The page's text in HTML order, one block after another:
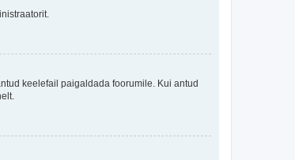
keelefail paigaldada foorumile. Kui antud